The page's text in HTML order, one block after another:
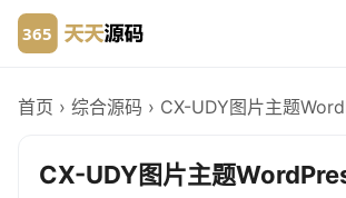
首页 › 综合源码 › CX-UDY图片主题
CX-UDY图片主题